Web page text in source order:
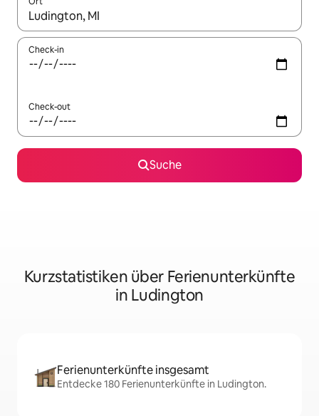
Wenn Ergebnisse verfügbar sind, navigiere mit den
Check-in
Check-out
Suche
Kurzstatistiken über Ferienunterkünfte
in Ludington
Ferienunterkünfte insgesamt
Entdecke 180 Ferienunterkünfte in Ludington.